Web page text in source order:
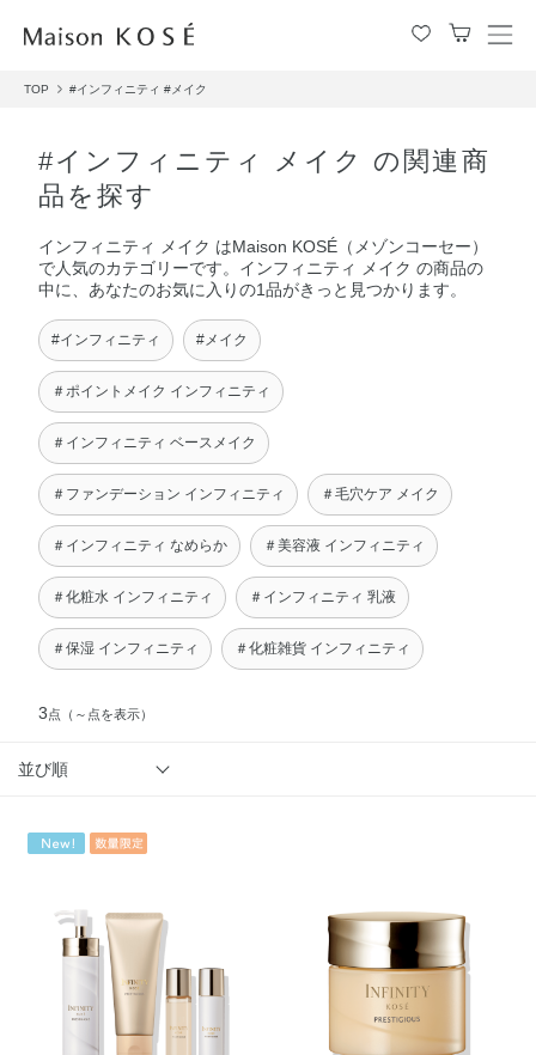
メ
TOP #インフィニティ #メイク
#インフィニティ メイク の関連商
品を探す
インフィニティ メイク はMaison KOSÉ（メゾンコーセー）
で人気のカテゴリーです。インフィニティ メイク の商品の
中に、あなたのお気に入りの1品がきっと見つかります。
#インフィニティ #メイク
＃ポイントメイク インフィニティ
＃インフィニティ ベースメイク
＃ファンデーション インフィニティ ＃毛穴ケア メイク
＃インフィニティ なめらか ＃美容液 インフィニティ
＃化粧水 インフィニティ ＃インフィニティ 乳液
＃保湿 インフィニティ ＃化粧雑貨 インフィニティ
3点 （～点を表示）
並び順